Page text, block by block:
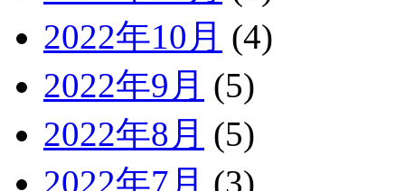
2022年10月 (4)
2022年9月 (5)
2022年8月 (5)
2022年7月 (3)